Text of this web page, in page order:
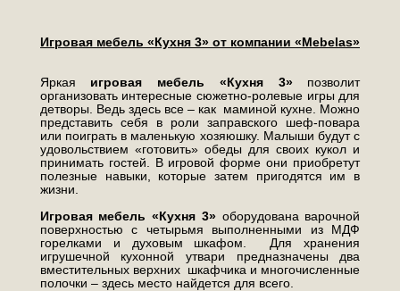
Игровая мебель «Кухня 3» от компании «Mebelas»
Яркая игровая мебель «Кухня 3»позволит
организовать интересные сюжетно-ролевые игры для
детворы. Ведь здесь все – как маминой кухне. Можно
представить себя в роли заправского шеф-повара
или поиграть в маленькую хозяюшку. Малыши будут с
удовольствием «готовить» обеды для своих кукол и
принимать гостей. В игровой форме они приобретут
полезные навыки, которые затем пригодятся им в
жизни.
Игровая мебель «Кухня 3»оборудована варочной
поверхностью с четырьмя выполненными из МДФ
горелками и духовым шкафом. Для хранения
игрушечной кухонной утвари предназначены два
вместительных верхних шкафчика и многочисленные
полочки – здесь место найдется для всего.